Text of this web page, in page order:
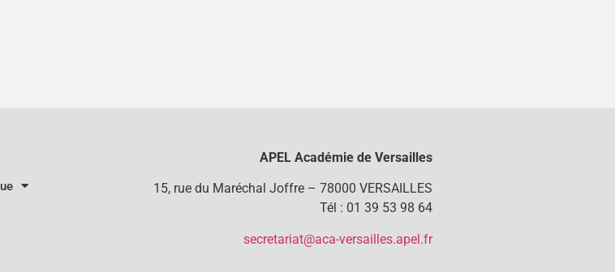
APEL Académie de Versailles
15, rue du Maréchal Joffre – 78000 VERSAILLES
Tél : 01 39 53 98 64
secretariat@aca-versailles.apel.fr